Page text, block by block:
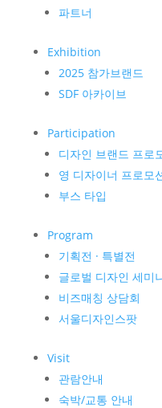
파트너
Exhibition
2025 참가브랜드
SDF 아카이브
Participation
디자인 브랜드 프로
영 디자이너 프로모
부스 타입
Program
기획전 · 특별전
글로벌 디자인 세미
비즈매칭 상담회
서울디자인스팟
Visit
관람안내
숙박/교통 안내